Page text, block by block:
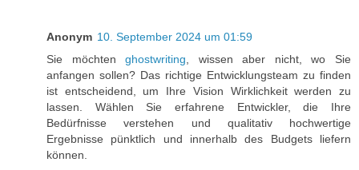
Anonym 10. September 2024 um 01:59
Sie möchtenghostwriting, wissen aber nicht, wo Sie
anfangen sollen? Das richtige Entwicklungsteam zu finden
ist entscheidend, um Ihre Vision Wirklichkeit werden zu
lassen. Wählen Sie erfahrene Entwickler, die Ihre
Bedürfnisse verstehen und qualitativ hochwertige
Ergebnisse pünktlich und innerhalb des Budgets liefern
können.